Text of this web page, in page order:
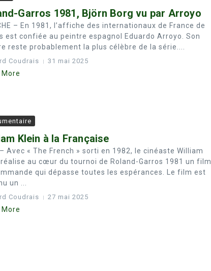
Garros 1981, Björn Borg vu par Arroyo
– En 1981, l’affiche des internationaux de France de
est confiée au peintre espagnol Eduardo Arroyo. Son
reste probablement la plus célèbre de la série....
Coudrais 31 mai 2025
More
Klein à la Française
– Avec « The French » sorti en 1982, le cinéaste William
réalise au cœur du tournoi de Roland-Garros 1981 un film
qui dépasse toutes les espérances. Le film est
un ...
Coudrais 27 mai 2025
More